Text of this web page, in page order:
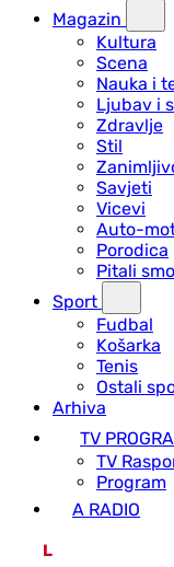
Magazin
Kultura
Scena
Nauka i
Ljubav i
Zdravlje
Stil
Savjeti
Vicevi
Auto-
Porodica
Pitali
Sport
Fudbal
Košarka
Tenis
Ostali
Arhiva
TV
ТV
Program
A RADIO
L